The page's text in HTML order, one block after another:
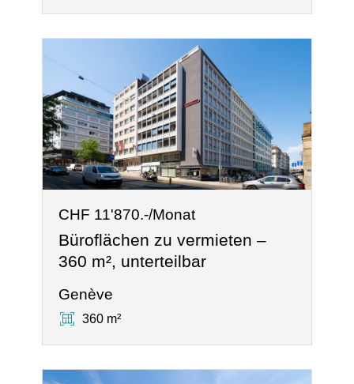
CHF 11'870.-/Monat
Büroflächen zu vermieten –
360 m², unterteilbar
Genève
360 m²